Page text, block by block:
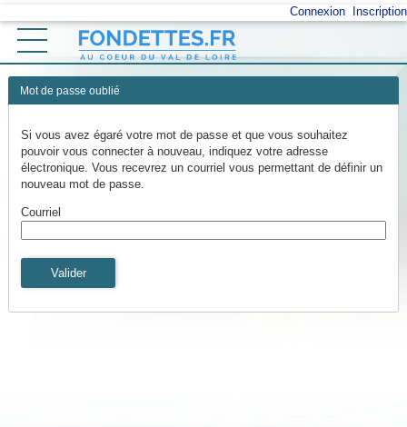
Connexion Inscription
Ouvrir le menu
Mon profil
Retour au site
Mot de passe oublié
Si vous avez égaré votre mot de passe et que vous souhaitez
pouvoir vous connecter à nouveau, indiquez votre adresse
électronique. Vous recevrez un courriel vous permettant de définir un
nouveau mot de passe.
Courriel
Valider